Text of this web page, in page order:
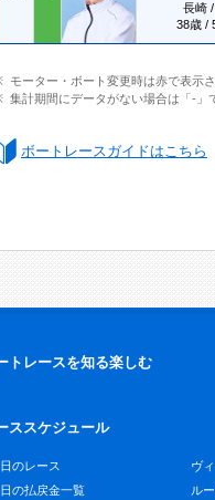
長崎
38歳 /
モーター・ボート変更時は赤で表示さ
集計期間にデータがない場合は「-」
ボートレースガイドはこちら
トレースを知る楽しむ
ススケジュール
のレース
の払戻金一覧
ヴ
ル